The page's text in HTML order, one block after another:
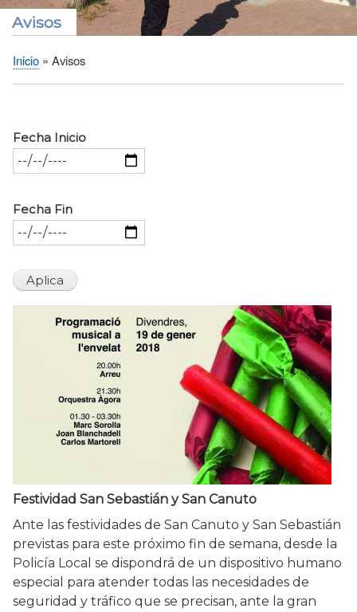
Avisos
Sobrescribir
ayuda
a
la
Inicio Avisos
Fecha Inicio
Fecha Fin
Festividad San Sebastián y San Canuto
Ante las festividades de San Canuto y San Sebastián
previstas para este próximo fin de semana, desde la
Policía Local se dispondrá de un dispositivo humano
especial para atender todas las necesidades de
seguridad y tráfico que se precisan, ante la gran